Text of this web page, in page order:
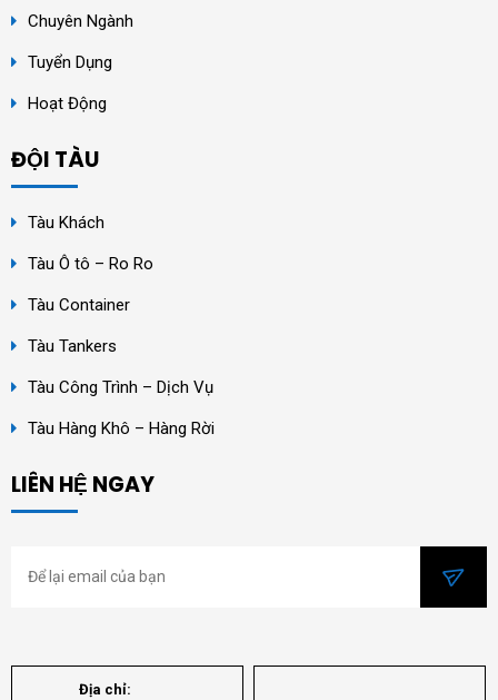
Chuyên Ngành
Tuyển Dụng
Hoạt Động
ĐỘI TÀU
Tàu Khách
Tàu Ô tô – Ro Ro
Tàu Container
Tàu Tankers
Tàu Công Trình – Dịch Vụ
Tàu Hàng Khô – Hàng Rời
LIÊN HỆ NGAY
Địa chỉ: